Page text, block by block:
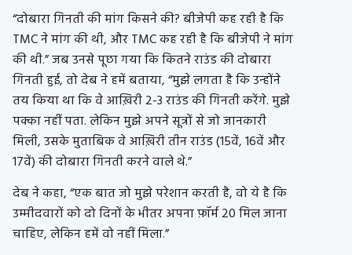
“दोबारा गिनती की मांग किसने की? बीजेपी कह रही है कि
TMC ने मांग की थी, और TMC कह रही है कि बीजेपी ने मांग
की थी.” जब उनसे पूछा गया कि कितने राउंड की दोबारा
गिनती हुई, तो देब ने हमें बताया, “मुझे लगता है कि उन्होंने
तय किया था कि वे आख़िरी 2-3 राउंड की गिनती करेंगे. मुझे
पक्का नहीं पता. लेकिन मुझे अपने सूत्रों से जो जानकारी
मिली, उसके मुताबिक वे आख़िरी तीन राउंड (15वें, 16वें और
17वें) की दोबारा गिनती करने वाले थे.”
देब ने कहा, “एक बात जो मुझे परेशान करती है, वो ये है कि
उम्मीदवारों को दो दिनों के भीतर अपना फ़ॉर्म 20 मिल जाना
चाहिए, लेकिन हमें वो नहीं मिला.”